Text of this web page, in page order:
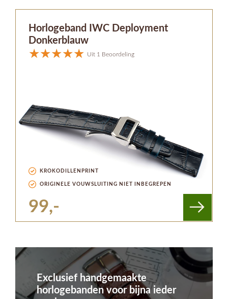
Horlogeband IWC Deployment
Donkerblauw
Uit 1 Beoordeling
KROKODILLENPRINT
ORIGINELE VOUWSLUITING NIET INBEGREPEN
99,-
Exclusief handgemaakte
horlogebanden voor bijna ieder